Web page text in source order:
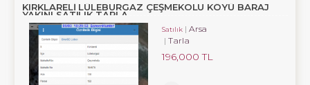
KIRKLARELİ LÜLEBURGAZ ÇEŞMEKOLU KÖYÜ BARAJ
YAKINI SATILIK TARLA
Satılık
Arsa
Tarla
196,000 TL